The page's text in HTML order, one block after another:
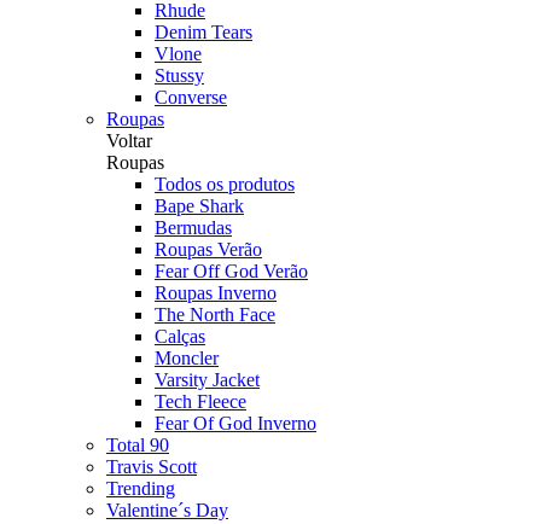
Rhude
Denim Tears
Vlone
Stussy
Converse
Roupas
Voltar
Roupas
Todos os produtos
Bape Shark
Bermudas
Roupas Verão
Fear Off God Verão
Roupas Inverno
The North Face
Calças
Moncler
Varsity Jacket
Tech Fleece
Fear Of God Inverno
Total 90
Travis Scott
Trending
Valentine´s Day